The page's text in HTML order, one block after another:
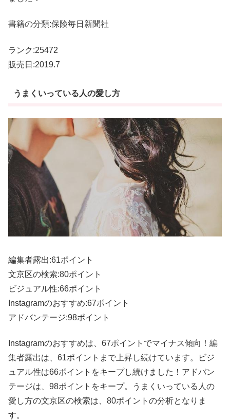
書籍の分類:保険毎日新聞社
ランク:25472
販売日:2019.7
うまくいっている人の愛し方
編集者露出:61ポイント
文京区の検索:80ポイント
ビジュアル性:66ポイント
Instagramのおすすめ:67ポイント
アドバンテージ:98ポイント
Instagramのおすすめは、67ポイントでマイナス傾向！編
集者露出は、61ポイントまで上昇し続けています。ビジ
ュアル性は66ポイントをキープし続けました！アドバン
テージは、98ポイントをキープ。うまくいっている人の
愛し方の文京区の検索は、80ポイントの分析となりま
す。